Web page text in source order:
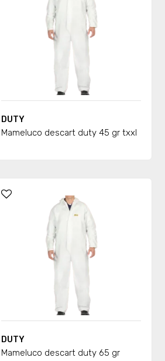
DUTY
Mameluco descart duty 45 gr txxl
DUTY
Mameluco descart duty 65 gr